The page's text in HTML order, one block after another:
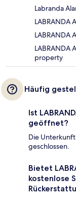
Labranda
LABRANDA
LABRANDA
LABRANDA
property
Häufig
Ist
geöffnet?
Die
geschlossen.
Bietet
kostenlose